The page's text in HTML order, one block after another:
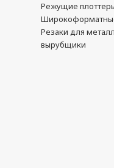
Режущие
Резаки для
вырубщики